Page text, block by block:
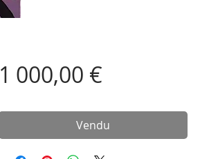
1 000,00 €Prix
Vendu